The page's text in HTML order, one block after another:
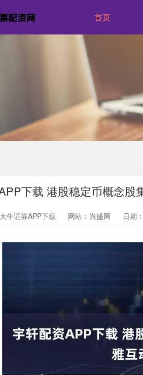
首页
下载 港股稳定币概念股
牛证券APP下载 网站：兴盛网 日期